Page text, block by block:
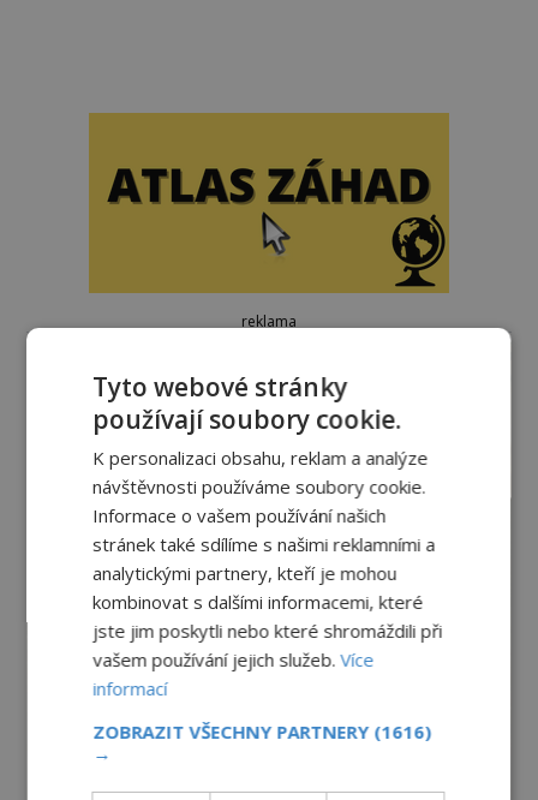
reklama
Tyto webové stránky
používají soubory cookie.
K personalizaci obsahu, reklam a analýze
návštěvnosti používáme soubory cookie.
Informace o vašem používání našich
stránek také sdílíme s našimi reklamními a
analytickými partnery, kteří je mohou
kombinovat s dalšími informacemi, které
jste jim poskytli nebo které shromáždili při
vašem používání jejich služeb.Více
informací
ZOBRAZIT VŠECHNY PARTNERY (1616)
→